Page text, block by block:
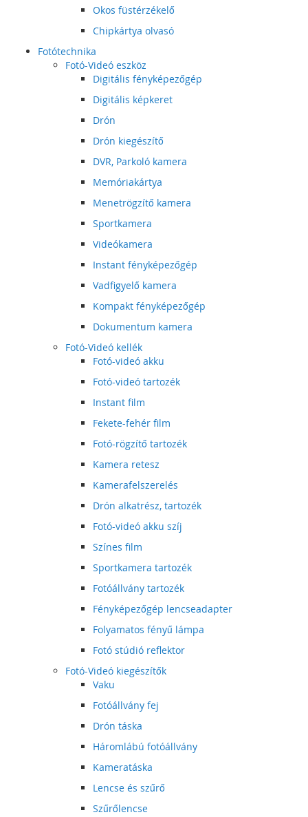
Okos füstérzékelő
Chipkártya olvasó
Fotótechnika
Fotó-Videó eszköz
Digitális fényképezőgép
Digitális képkeret
Drón
Drón kiegészítő
DVR, Parkoló kamera
Memóriakártya
Menetrögzítő kamera
Sportkamera
Videókamera
Instant fényképezőgép
Vadfigyelő kamera
Kompakt fényképezőgép
Dokumentum kamera
Fotó-Videó kellék
Fotó-videó akku
Fotó-videó tartozék
Instant film
Fekete-fehér film
Fotó-rögzítő tartozék
Kamera retesz
Kamerafelszerelés
Drón alkatrész, tartozék
Fotó-videó akku szíj
Színes film
Sportkamera tartozék
Fotóállvány tartozék
Fényképezőgép lencseadapter
Folyamatos fényű lámpa
Fotó stúdió reflektor
Fotó-Videó kiegészítők
Vaku
Fotóállvány fej
Drón táska
Háromlábú fotóállvány
Kameratáska
Lencse és szűrő
Szűrőlencse